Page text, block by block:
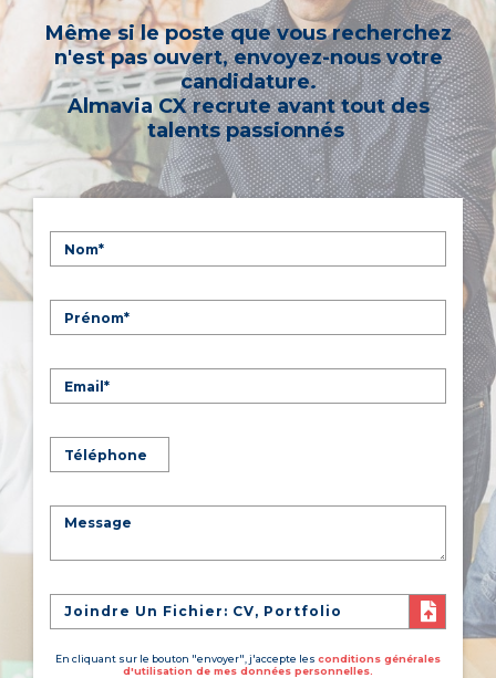
Même si le poste que vous recherchez
n'est pas ouvert, envoyez-nous votre
candidature.
Almavia CX recrute avant tout des
talents passionnés
Joindre Un Fichier: CV, Portfolio
En cliquant sur le bouton "envoyer", j'accepte les conditions générales
d'utilisation de mes données personnelles.